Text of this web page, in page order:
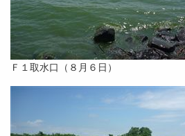
Ｆ１取水口（８月６日）